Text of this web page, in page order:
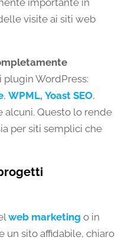
visite ai siti web
plugin WordPress:
, WPML, Yoast SEO,
alcuni. Questo lo rende
per siti semplici che
web marketing o in
un sito affidabile, chiaro